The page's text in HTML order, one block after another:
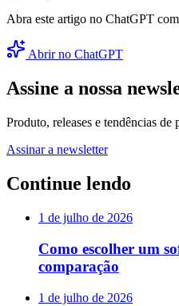
Abra este artigo no ChatGPT
Abrir no ChatGPT
Assine a nossa
Produto, releases e tendências
Assinar a newsletter
Continue lendo
1 de julho de 2026
Como escolher um
comparação
1 de julho de 2026